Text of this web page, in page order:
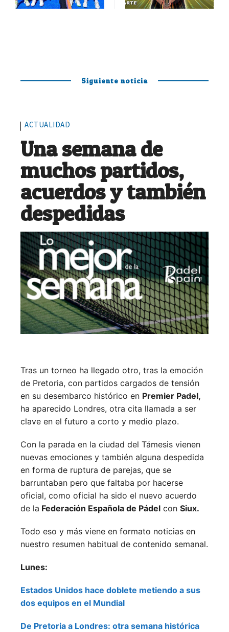
Siguiente noticia
ACTUALIDAD
Una semana de
muchos partidos,
acuerdos y también
despedidas
Tras un torneo ha llegado otro, tras la emoción
de Pretoria, con partidos cargados de tensión
en su desembarco histórico en Premier Padel,
ha aparecido Londres, otra cita llamada a ser
clave en el futuro a corto y medio plazo.
Con la parada en la ciudad del Támesis vienen
nuevas emociones y también alguna despedida
en forma de ruptura de parejas, que se
barruntaban pero que faltaba por hacerse
oficial, como oficial ha sido el nuevo acuerdo
de la Federación Española de Pádel con Siux.
Todo eso y más viene en formato noticias en
nuestro resumen habitual de contenido semanal.
Lunes:
Estados Unidos hace doblete metiendo a sus
dos equipos en el Mundial
De Pretoria a Londres: otra semana histórica